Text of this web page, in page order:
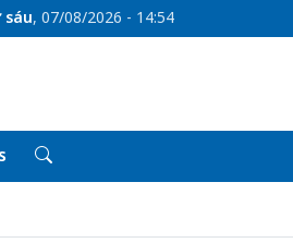
sáu, 07/08/2026 - 14:54